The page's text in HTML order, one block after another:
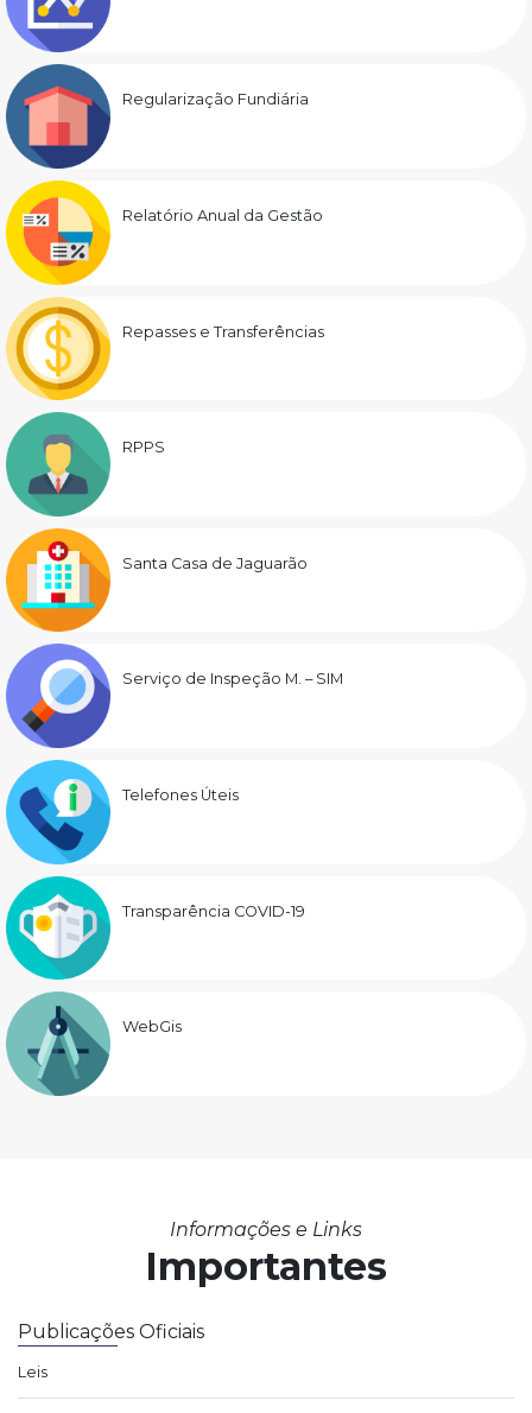
Regularização Fundiária
Relatório Anual da Gestão
Repasses e Transferências
RPPS
Santa Casa de Jaguarão
Serviço de Inspeção M. – SIM
Telefones Úteis
Transparência COVID-19
WebGis
Informações e Links
Importantes
Publicações Oficiais
Leis